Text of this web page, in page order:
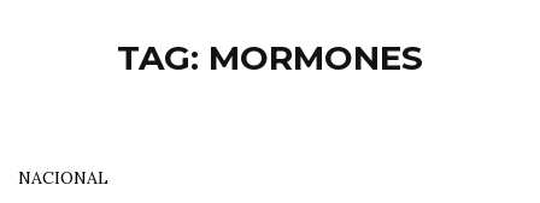
TAG: MORMONES
NACIONAL